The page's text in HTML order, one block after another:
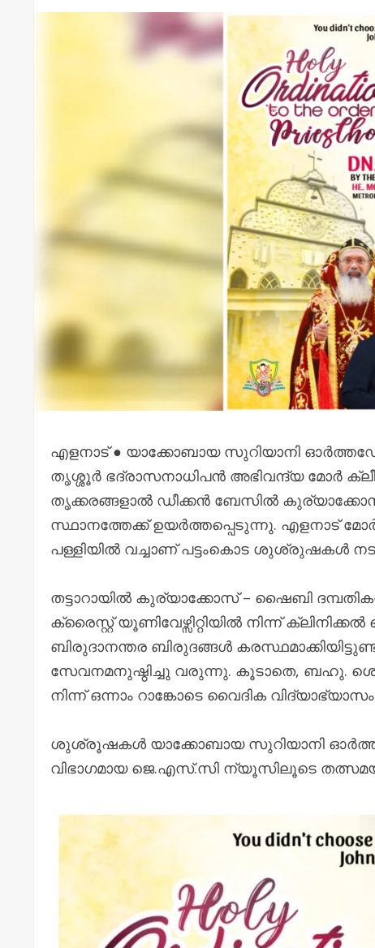
എളനാട് ● യാക്കോബായ സുറിയാനി
തൃശ്ശൂർ ഭദ്രാസനാധിപൻ അഭിവന്ദ്യ മോർ
തൃക്കരങ്ങളാൽ ഡീക്കൻ ബേസിൽ കുര്യാക്കോസ്
സ്ഥാനത്തേക്ക് ഉയർത്തപ്പെടുന്നു. എളനാട്
പള്ളിയിൽ വച്ചാണ് പട്ടംകൊട ശുശ്രുഷകൾ
തട്ടാറായിൽ കുര്യാക്കോസ് – ഷൈബി
ക്രൈസ്റ്റ് യൂണിവേഴ്സിറ്റിയിൽ നിന്ന്
ബിരുദാനന്തര ബിരുദങ്ങൾ
സേവനമനുഷ്ഠിച്ചു വരുന്നു. കൂടാതെ, ബഹു.
നിന്ന് ഒന്നാം റാങ്കോടെ വൈദിക വിദ്യാഭ്യാസം
ശുശ്രൂഷകൾ യാക്കോബായ സുറിയാനി
വിഭാഗമായ ജെ.എസ്.സി ന്യൂസിലൂടെ